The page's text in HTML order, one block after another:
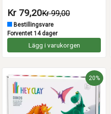
Kr 79,20Kr 99,00
Bestillingsvare
Forventet 14 dager
Lägg i varukorgen
20%